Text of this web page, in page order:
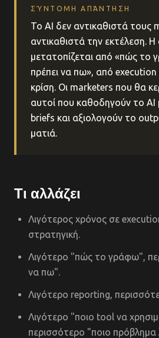
ΣΎΝΤΟΜΗ ΑΠΆΝΤΗΣΗ
Το AI δεν αντικαθιστά τους
αντικαθιστά την εκτέλεση. Η
μετατοπίζεται από «πώς το
πρέπει να πω», από execution
κρίση. Οι marketers που θα
αυτοί που καθοδηγούν το AI
briefs και αξιολογούν το
ματιά.
Τι αλλάζει
Λιγότερος χρόνος σε
στρατηγική.
Λιγότερο "πώς το γράφω",
να πω".
Λιγότερο reporting,
Λιγότερο "ποιο tool να
περισσότερο "ποιο